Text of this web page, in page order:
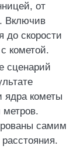
от
Включив
до скорости
кометой.
сценарий
ядра кометы
метров.
самим